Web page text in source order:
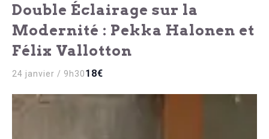
Double Éclairage sur la
Modernité : Pekka Halonen et
Félix Vallotton
24 janvier / 9h3018€